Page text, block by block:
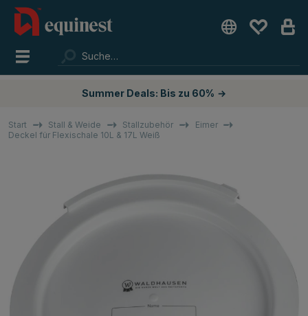
Summer Deals: Bis zu 60% →
Start Stall & Weide Stallzubehör
Eimer
Deckel für Flexischale 10L & 17L Weiß